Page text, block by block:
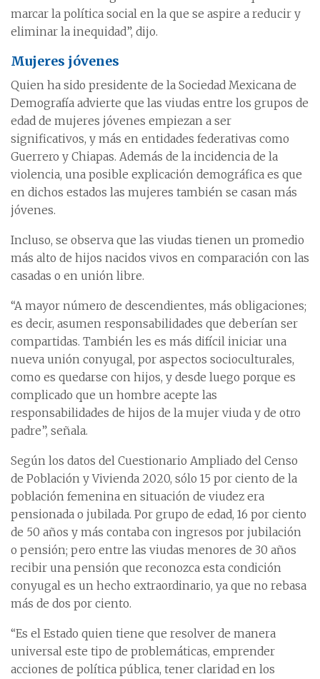
marcar la política social en la que se aspire a reducir y
eliminar la inequidad”, dijo.
Mujeres jóvenes
Quien ha sido presidente de la Sociedad Mexicana de
Demografía advierte que las viudas entre los grupos de
edad de mujeres jóvenes empiezan a ser
significativos, y más en entidades federativas como
Guerrero y Chiapas. Además de la incidencia de la
violencia, una posible explicación demográfica es que
en dichos estados las mujeres también se casan más
jóvenes.
Incluso, se observa que las viudas tienen un promedio
más alto de hijos nacidos vivos en comparación con las
casadas o en unión libre.
“A mayor número de descendientes, más obligaciones;
es decir, asumen responsabilidades que deberían ser
compartidas. También les es más difícil iniciar una
nueva unión conyugal, por aspectos socioculturales,
como es quedarse con hijos, y desde luego porque es
complicado que un hombre acepte las
responsabilidades de hijos de la mujer viuda y de otro
padre”, señala.
Según los datos del Cuestionario Ampliado del Censo
de Población y Vivienda 2020, sólo 15 por ciento de la
población femenina en situación de viudez era
pensionada o jubilada. Por grupo de edad, 16 por ciento
de 50 años y más contaba con ingresos por jubilación
o pensión; pero entre las viudas menores de 30 años
recibir una pensión que reconozca esta condición
conyugal es un hecho extraordinario, ya que no rebasa
más de dos por ciento.
“Es el Estado quien tiene que resolver de manera
universal este tipo de problemáticas, emprender
acciones de política pública, tener claridad en los